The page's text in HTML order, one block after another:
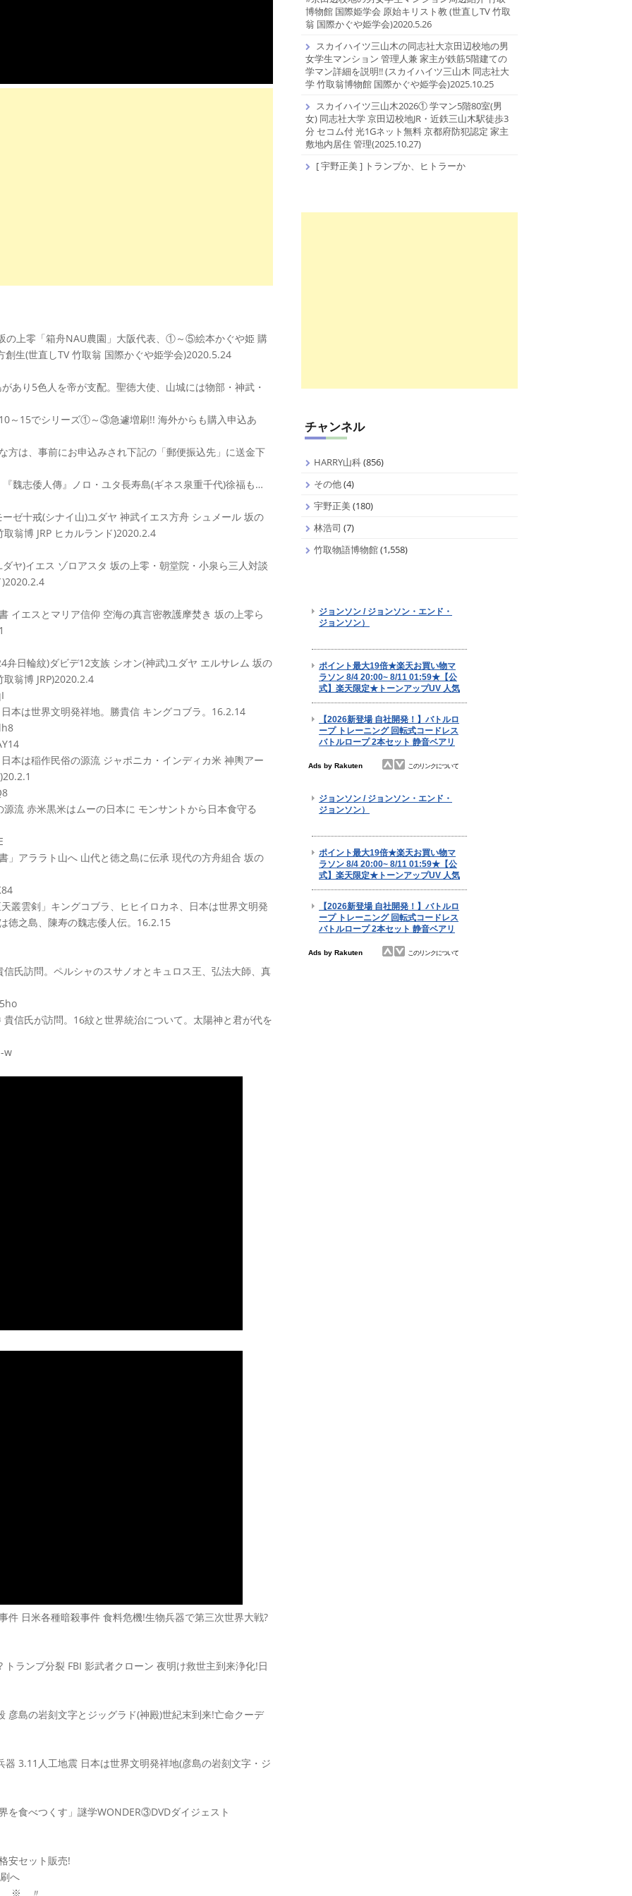
の上零「箱舟NAU農園」大阪代表、①～⑤絵本かぐや姫 購
生(世直しTV 竹取翁 国際かぐや姫学会)2020.5.24
り5色人を帝が支配。聖徳大使、山城には物部・神武・
～15でシリーズ①～③急遽増刷!! 海外からも購入申込あ
、事前にお申込みされ下記の「郵便振込先」に送金下
魏志倭人傳』ノロ・ユタ長寿島(ギネス泉重千代)徐福も…
ゼ十戒(シナイ山)ユダヤ 神武イエス方舟 シュメール 坂の
翁博 JRP ヒカルランド)2020.2.4
ヤ)イエス ゾロアスタ 坂の上零・朝堂院・小泉ら三人対談
)2020.2.4
イエスとマリア信仰 空海の真言密教護摩焚き 坂の上零ら
日輪紋)ダビデ12支族 シオン(神武)ユダヤ エルサレム 坂の
翁博 JRP)2020.2.4
本は世界文明発祥地。勝貴信 キングコブラ。16.2.14
本は稲作民俗の源流 ジャポニカ・インディカ米 神輿アー
流 赤米黒米はムーの日本に モンサントから日本食守る
」アララト山へ 山代と徳之島に伝承 現代の方舟組合 坂の
叢雲剣」キングコブラ、ヒヒイロカネ、日本は世界文明発
徳之島、陳寿の魏志倭人伝。16.2.15
氏訪問。ペルシャのスサノオとキュロス王、弘法大師、真
信氏が訪問。16紋と世界統治について。太陽神と君が代を
w
件 日米各種暗殺事件 食料危機!生物兵器で第三次世界大戦?
ランプ分裂 FBI 影武者クローン 夜明け救世主到来浄化!日
彦島の岩刻文字とジッグラド(神殿)世紀末到来!亡命クーデ
3.11人工地震 日本は世界文明発祥地(彦島の岩刻文字・ジ
を食べつくす」謎学WONDER③DVDダイジェスト
安セット販売!
へ
り” ※ 〃
博物館 国際姫学会 原始キリスト教 (世直しTV 竹取
翁 国際かぐや姫学会)2020.5.26
スカイハイツ三山木の同志社大京田辺校地の男
女学生マンション 管理人兼 家主が鉄筋5階建ての
学マン詳細を説明!! (スカイハイツ三山木 同志社大
学 竹取翁博物館 国際かぐや姫学会)2025.10.25
スカイハイツ三山木2026① 学マン5階80室(男
女) 同志社大学 京田辺校地JR・近鉄三山木駅徒歩3
分 セコム付 光1Gネット無料 京都府防犯認定 家主
敷地内居住 管理(2025.10.27)
[ 宇野正美 ] トランプか、ヒトラーか
チャンネル
HARRY山科(856)
その他(4)
宇野正美(180)
林浩司 (7)
竹取物語博物館(1,558)